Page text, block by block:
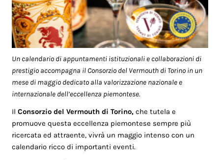
Un calendario di appuntamenti istituzionali e collaborazioni di
prestigio accompagna il Consorzio del Vermouth di Torino in un
mese di maggio dedicato alla valorizzazione nazionale e
internazionale dell’eccellenza piemontese.
IlConsorzio del Vermouth di Torino,che tutela e
promuove questa eccellenza piemontese sempre più
ricercata ed attraente, vivrà un maggio intenso con un
calendario ricco di importanti eventi.